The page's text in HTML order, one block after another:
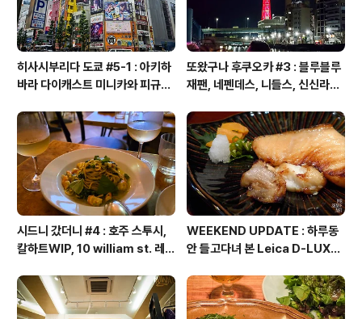
히사시부리다 도쿄 #5-1 : 아키하
바라 다이캐스트 미니카와 피규어
비샵, 스루가야 하비관, 갤러리 타
나카, 타마시 네이션
또왔구나 후쿠오카 #3 : 블루블루
재팬, 네펜데스, 니들스, 신신라멘,
펜 후쿠오카, 스포츠 디포, 크리스
마스 마켓, 나카스 유람선, 하카타
포트타워, 휴먼메이드, 노스페이스
키즈, 갭, 스타벅스 티바나, 빔즈
시드니 갔더니 #4 : 호주 스투시,
칼하트WIP, 10 william st. 레스
인 세탁소, 포시즌즈 호텔 라운지
바
WEEKEND UPDATE : 하루동
안 들고다녀 본 Leica D-LUX6